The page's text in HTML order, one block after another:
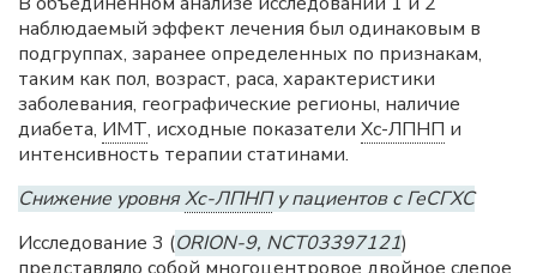
наблюдаемый эффект лечения был одинаковым в
подгруппах, заранее определенных по признакам,
таким как пол, возраст, раса, характеристики
заболевания, географические регионы, наличие
диабета, ИМТ, исходные показатели Хс-ЛПНП и
интенсивность терапии статинами.
Снижение уровняХс-ЛПНПу пациентов с ГеСГХС
Исследование 3 (ORION-9, NCT03397121)